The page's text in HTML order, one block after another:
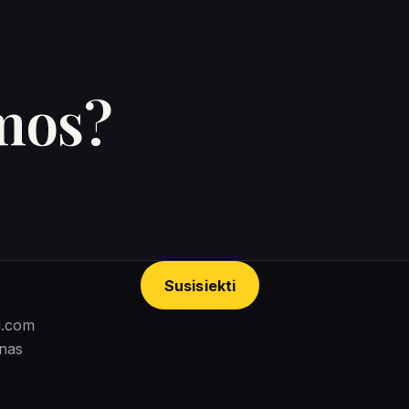
Susisiekti